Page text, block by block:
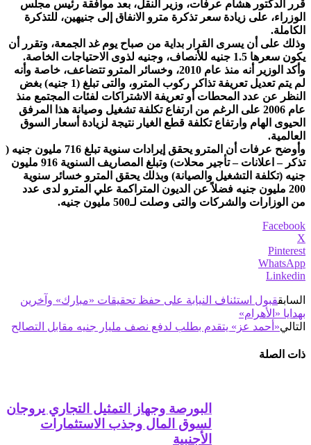
قرر الدكتور هشام عرفات، وزير النقل، بعد موافقة رئيس مجلس
الوزراء، على زيادة سعر تذكرة مترو الانفاق إلى جنيهين، للتذكرة
الكاملة.
وذلك على أن يسرى القرار بداية من صباح يوم غد الجمعة، وتقرر أن
يكون سعرها 1.5 جنيه للأنصاف، وجنيه لذوى الاحتياجات الخاصة.
وأكد الوزير أنه منذ عام 2010، وخسائر المترو تتضاعف، خاصة وأنه
لم يتم تعديل تعريفة تذاكر ركوب المترو، والتى تبلغ (1 جنيه) بغض
النظر عن عدد المحطات أو تعريفة الاشتراكات لفئات المجتمع منذ
عام 2006 على الرغم من ارتفاع تكلفة تشغيل وصيانة هذا المرفق
الحيوى الهام وارتفاع تكلفة قطع الغيار نتيجة لزيادة أسعار السوق
العالمية.
وأوضح عرفات أن المترو يحقق إيرادات سنوية تبلغ 716 مليون جنيه (
تذكر – اعلانات – تأجير محلات) وتبلغ المصاريف السنوية 916 مليون
جنيه (تكلفة التشغيل والصيانة) وبذلك يحقق المترو خسائر سنوية
200 مليون جنيه فضلاً عن الديون المتراكمة علي المترو لدى عدد
من الوزارات والشركات والتى وصلت لـ500 مليون جنيه.
Facebook
X
Pinterest
WhatsApp
Linkedin
السابققبول استئناف النيابة على حفظ تحقيقات «مبارك» وآخرين
بهدايا «الأهرام»
التالي«أحمد عز» يتقدم بطلب لدفع نصف مليار جنيه مقابل التصالح
ذات الصلة
البورصة وجهاز التمثيل التجاري يروجان
لسوق المال وجذب الاستثمارات
الأجنبية